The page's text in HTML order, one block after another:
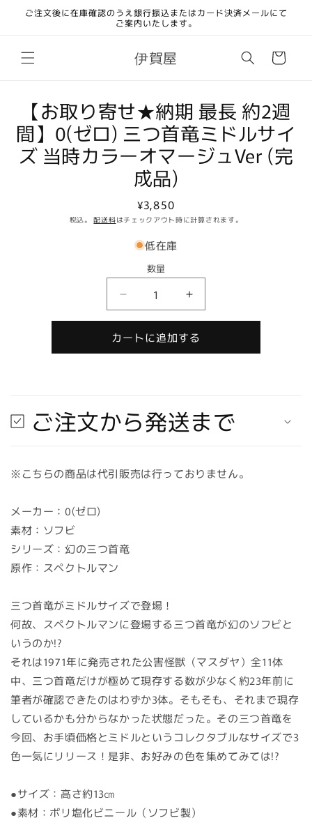
ンツに
ご注文後に在庫確認のうえ銀行振込またはカード決済メールにて
ご案内いたします。
伊賀屋
ー
商品情
報にス
キップ
【お取り寄せ★納期 最長 約2週
間】0(ゼロ) 三つ首竜ミドルサイ
ズ 当時カラーオマージュVer (完
成品)
通
常
価
格
¥3,850
税込。配送料はチェックアウト時に計算されます。
低在庫
数
量
数量
取
り
寄
期
最
約
ロ)
首
竜
ル
サ
イ
ズ
当
時
オ
【お
取
り
寄
期
最
約
竜
ル
サ
イ
ズ
当
時
オ
カートに追加する
ご注文から発送まで
※こちらの商品は代引販売は行っておりません。
メーカー：0(ゼロ)
素材：ソフビ
シリーズ：幻の三つ首竜
原作：スペクトルマン
三つ首竜がミドルサイズで登場！
何故、スペクトルマンに登場する三つ首竜が幻のソフビと
いうのか!?
それは1971年に発売された公害怪獣（マスダヤ）全11体
中、三つ首竜だけが極めて現存する数が少なく約23年前に
筆者が確認できたのはわずか3体。そもそも、それまで現存
しているかも分からなかった状態だった。その三つ首竜を
今回、お手頃価格とミドルというコレクタブルなサイズで3
色一気にリリース！是非、お好みの色を集めてみては!?
●サイズ：高さ約13㎝
●素材：ポリ塩化ビニール（ソフビ製）